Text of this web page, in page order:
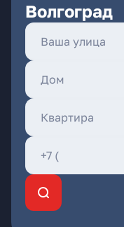
Волгоград